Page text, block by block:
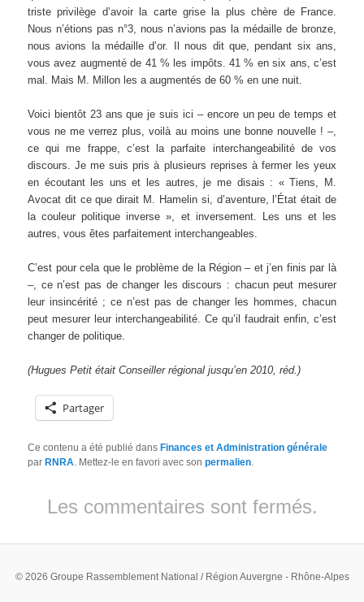
triste privilège d’avoir la carte grise la plus chère de France.
Nous n’étions pas n°3, nous n’avions pas la médaille de bronze,
nous avions la médaille d’or. Il nous dit que, pendant six ans,
vous avez augmenté de 41 % les impôts. 41 % en six ans, c’est
mal. Mais M. Millon les a augmentés de 60 % en une nuit.
Voici bientôt 23 ans que je suis ici – encore un peu de temps et
vous ne me verrez plus, voilà au moins une bonne nouvelle ! –,
ce qui me frappe, c’est la parfaite interchangeabilité de vos
discours. Je me suis pris à plusieurs reprises à fermer les yeux
en écoutant les uns et les autres, je me disais : « Tiens, M.
Avocat dit ce que dirait M. Hamelin si, d’aventure, l’État était de
la couleur politique inverse », et inversement. Les uns et les
autres, vous êtes parfaitement interchangeables.
C’est pour cela que le problème de la Région – et j’en finis par là
–, ce n’est pas de changer les discours : chacun peut mesurer
leur insincérité ; ce n’est pas de changer les hommes, chacun
peut mesurer leur interchangeabilité. Ce qu’il faudrait enfin, c’est
changer de politique.
(Hugues Petit était Conseiller régional jusqu’en 2010, réd.)
Partager
Ce contenu a été publié dans Finances et Administration générale
par RNRA. Mettez-le en favori avec sonpermalien.
Les commentaires sont fermés.
© 2026 Groupe Rassemblement National / Région Auvergne - Rhône-Alpes